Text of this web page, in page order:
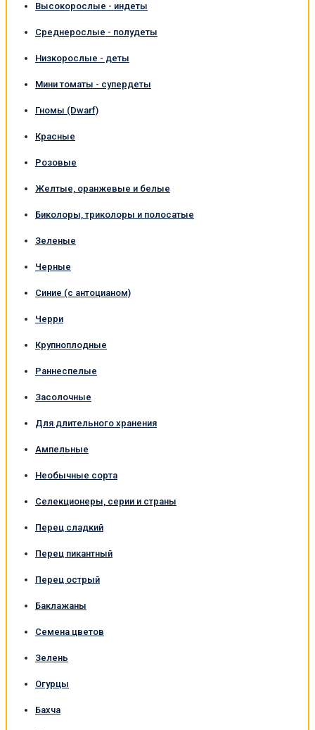
Высокорослые - индеты
Среднерослые - полудеты
Низкорослые - деты
Мини томаты - супердеты
Гномы (Dwarf)
Красные
Розовые
Желтые, оранжевые и белые
Биколоры, триколоры и полосатые
Зеленые
Черные
Синие (с антоцианом)
Черри
Крупноплодные
Раннеспелые
Засолочные
Для длительного хранения
Ампельные
Необычные сорта
Селекционеры, серии и страны
Перец сладкий
Перец пикантный
Перец острый
Баклажаны
Семена цветов
Зелень
Огурцы
Бахча